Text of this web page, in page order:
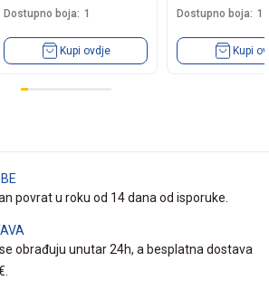
Dostupno boja: 1
Kupi ovdje
Dostupno boja: 1
Kupi
povrat u roku od 14 dana od isporuke.
obrađuju unutar 24h, a besplatna dostava